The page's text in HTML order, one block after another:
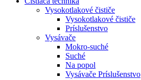
Vysokotlakové čističe
Vysokotlakové čističe
Príslušenstvo
Vysávače
Mokro-suché
Suché
Na popol
Vysávače Príslušenstvo